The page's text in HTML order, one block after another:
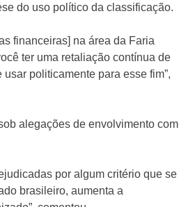
do uso político da classificação.
financeiras] na área da Faria
ter uma retaliação contínua de
politicamente para esse fim”,
alegações de envolvimento com
por algum critério que se
brasileiro, aumenta a